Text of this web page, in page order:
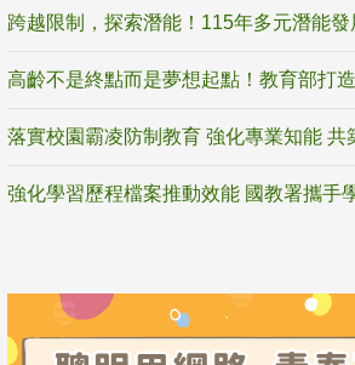
落實校園霸凌防制教育 強化專業知能 共